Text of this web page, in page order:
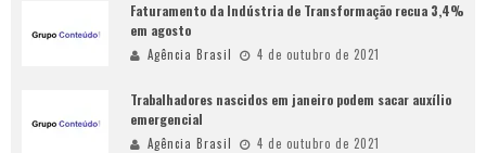
Faturamento da Indústria de Transformação recua 3,4%
em agosto
Agência Brasil 4 de outubro de 2021
Trabalhadores nascidos em janeiro podem sacar auxílio
emergencial
Agência Brasil 4 de outubro de 2021